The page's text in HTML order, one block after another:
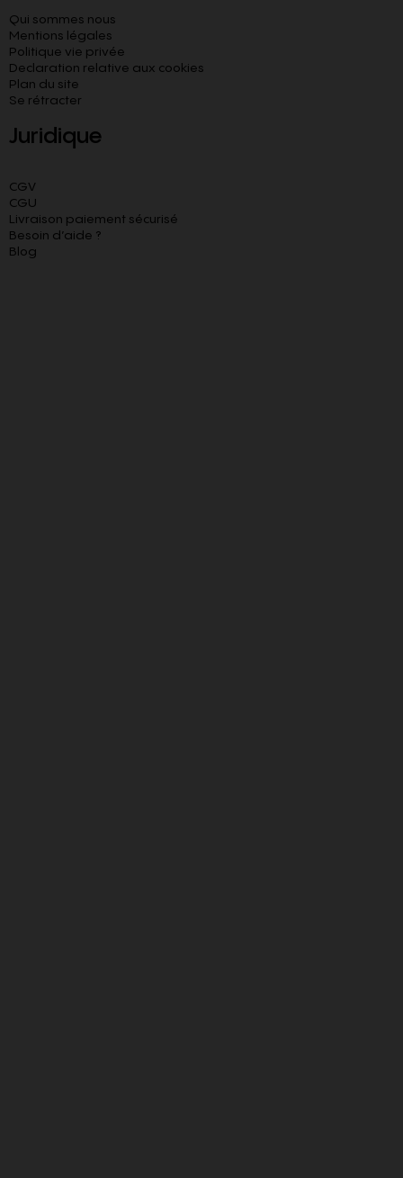
Qui sommes nous
Mentions légales
Politique vie privée
Declaration relative aux cookies​
Plan du site
Se rétracter
Juridique
CGV
CGU
Livraison paiement sécurisé
Besoin d’aide ?
Blog